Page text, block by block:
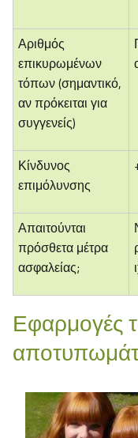
Αριθμός
επικυρωμένων
τόπων (σημαντικό,
αν πρόκειται για
συγγενείς)
Κίνδυνος
επιμόλυνσης
Απαιτούνται
πρόσθετα μέτρα
ασφαλείας;
Εφαρμογές